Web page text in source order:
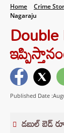
Home Crime
Nagaraju
Published Date
డబుల్ బెడ్